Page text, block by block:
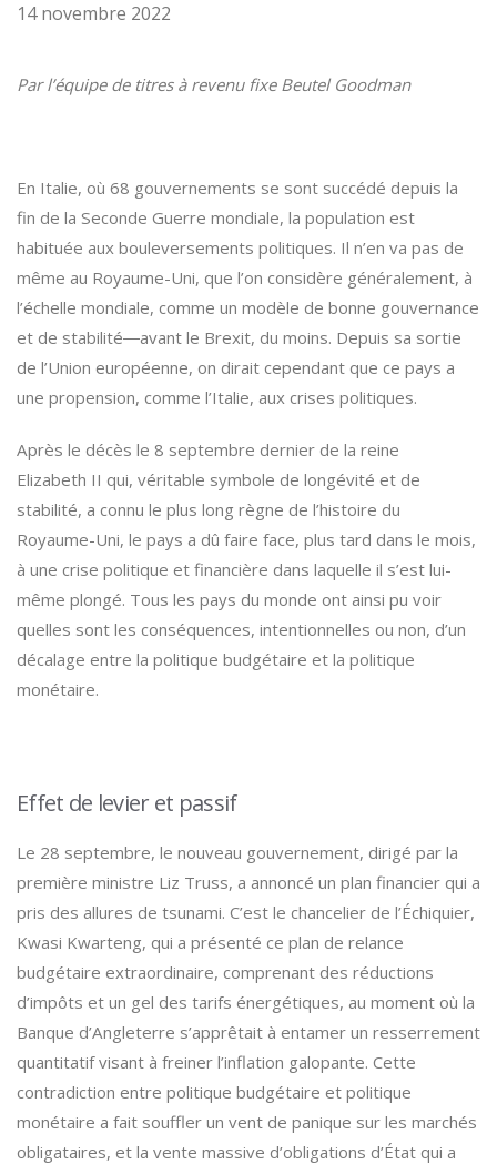
14 novembre 2022
Par l’équipe de titres à revenu fixe Beutel Goodman
En Italie, où 68 gouvernements se sont succédé depuis la
fin de la Seconde Guerre mondiale, la population est
habituée aux bouleversements politiques. Il n’en va pas de
même au Royaume-Uni, que l’on considère généralement, à
l’échelle mondiale, comme un modèle de bonne gouvernance
et de stabilité―avant le Brexit, du moins. Depuis sa sortie
de l’Union européenne, on dirait cependant que ce pays a
une propension, comme l’Italie, aux crises politiques.
Après le décès le 8 septembre dernier de la reine
Elizabeth II qui, véritable symbole de longévité et de
stabilité, a connu le plus long règne de l’histoire du
Royaume-Uni, le pays a dû faire face, plus tard dans le mois,
à une crise politique et financière dans laquelle il s’est lui-
même plongé. Tous les pays du monde ont ainsi pu voir
quelles sont les conséquences, intentionnelles ou non, d’un
décalage entre la politique budgétaire et la politique
monétaire.
Effet de levier et passif
Le 28 septembre, le nouveau gouvernement, dirigé par la
première ministre Liz Truss, a annoncé un plan financier qui a
pris des allures de tsunami. C’est le chancelier de l’Échiquier,
Kwasi Kwarteng, qui a présenté ce plan de relance
budgétaire extraordinaire, comprenant des réductions
d’impôts et un gel des tarifs énergétiques, au moment où la
Banque d’Angleterre s’apprêtait à entamer un resserrement
quantitatif visant à freiner l’inflation galopante. Cette
contradiction entre politique budgétaire et politique
monétaire a fait souffler un vent de panique sur les marchés
obligataires, et la vente massive d’obligations d’État qui a